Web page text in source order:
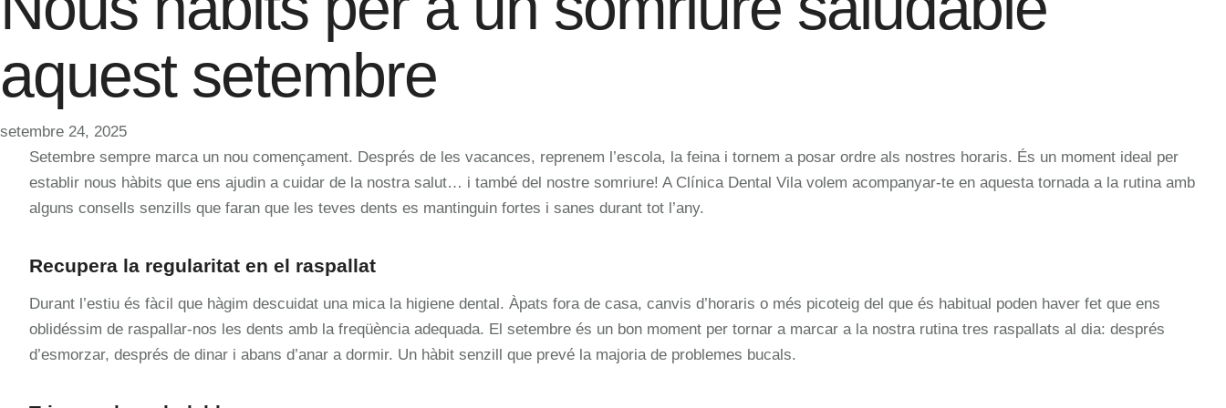
aquest setembre
setembre 24, 2025
Setembre sempre marca un nou començament. Després de les vacances, reprenem l’escola, la feina i tornem a posar ordre als nostres horaris. És un moment ideal per
establir nous hàbits que ens ajudin a cuidar de la nostra salut… i també del nostre somriure! A Clínica Dental Vila volem acompanyar-te en aquesta tornada a la rutina amb
alguns consells senzills que faran que les teves dents es mantinguin fortes i sanes durant tot l’any.
Recupera la regularitat en el raspallat
Durant l’estiu és fàcil que hàgim descuidat una mica la higiene dental. Àpats fora de casa, canvis d’horaris o més picoteig del que és habitual poden haver fet que ens
oblidéssim de raspallar-nos les dents amb la freqüència adequada. El setembre és un bon moment per tornar a marcar a la nostra rutina tres raspallats al dia: després
d’esmorzar, després de dinar i abans d’anar a dormir. Un hàbit senzill que prevé la majoria de problemes bucals.